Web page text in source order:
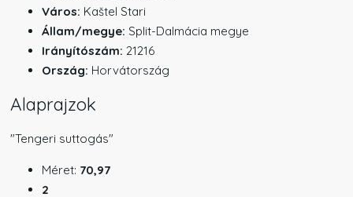
Város: Kaštel Stari
Állam/megye: Split-Dalmácia megye
Irányítószám: 21216
Ország: Horvátország
Alaprajzok
"Tengeri suttogás"
Méret: 70,97
2